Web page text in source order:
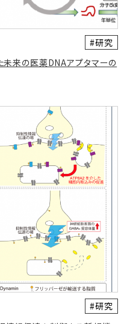
#研究
未来の医薬DNAアプタマーの
#研究